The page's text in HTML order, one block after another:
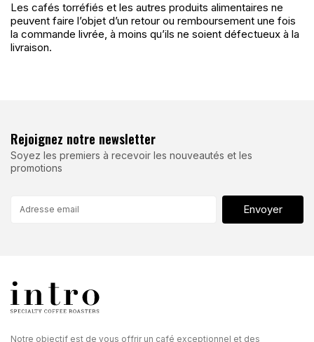
Les cafés torréfiés et les autres produits alimentaires ne
peuvent faire l’objet d’un retour ou remboursement une fois
la commande livrée, à moins qu’ils ne soient défectueux à la
livraison.
Rejoignez notre newsletter
Soyez les premiers à recevoir les nouveautés et les
promotions
Envoyer
Notre objectif est de vous offrir un café exceptionnel et des